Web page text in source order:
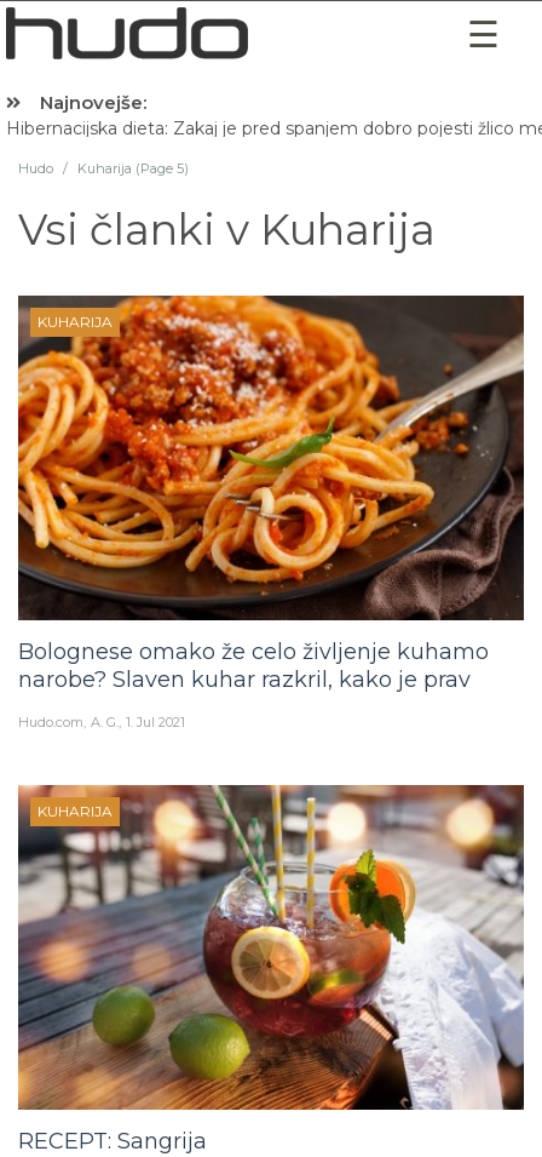
Najnovejše:
Hibernacijska dieta: Zakaj je pred spanjem dobro pojesti žlico
Hudo / Kuharija (Page 5)
Vsi članki v Kuharija
KUHARIJA
Bolognese omako že celo življenje kuhamo
narobe? Slaven kuhar razkril, kako je prav
Hudo.com A. G. 1. Jul 2021
KUHARIJA
RECEPT: Sangrija